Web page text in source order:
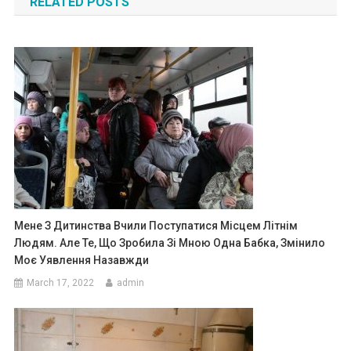
Мене З Дитинства Вчили Поступатися Місцем Літнім
Людям. Але Те, Що Зробила Зі Мною Одна Бабка, Змінило
Моє Уявлення Назавжди
March 17, 2022 admin